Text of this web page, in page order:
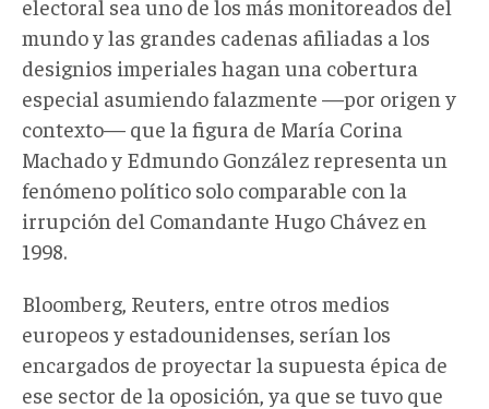
electoral sea uno de los más monitoreados del
mundo y las grandes cadenas afiliadas a los
designios imperiales hagan una cobertura
especial asumiendo falazmente —por origen y
contexto— que la figura de María Corina
Machado y Edmundo González representa un
fenómeno político solo comparable con la
irrupción del Comandante Hugo Chávez en
1998.
Bloomberg, Reuters, entre otros medios
europeos y estadounidenses, serían los
encargados de proyectar la supuesta épica de
ese sector de la oposición, ya que se tuvo que